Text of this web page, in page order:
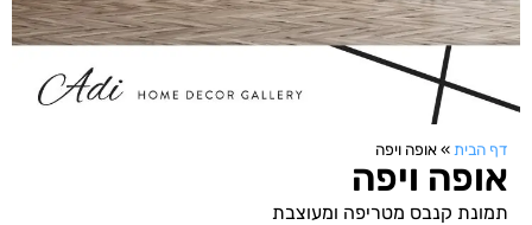
דף הבית »אופה ויפה
אופה ויפה
תמונת קנבס מטריפה ומעוצבת